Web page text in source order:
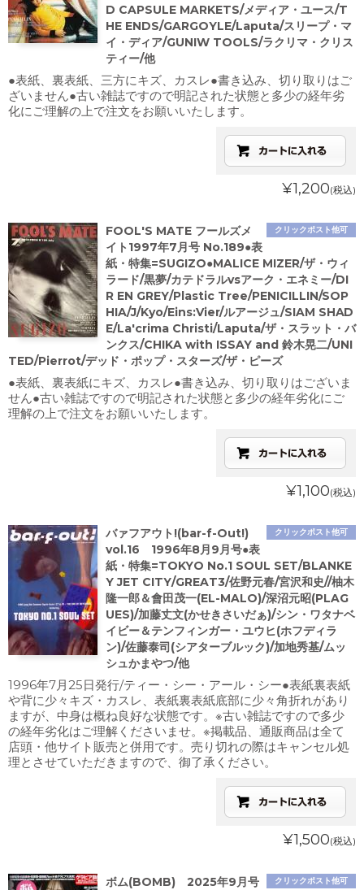
D CAPSULE MARKETS/メディア・ユース/T
HE ENDS/GARGOYLE/Laputa/スリープ・マ
イ・ディア/GUNIW TOOLS/ラクリマ・クリス
ティー/他
●表紙、裏表紙、三方にキズ、カスレ●書き込み、切り取りはご
ざいません●古い雑誌ですので明記された状態と多少の経年劣
化にご理解の上で注文をお願いいたします。
¥1,200(税込)
クリックポスト他可
FOOL'S MATE フールズメ
イト1997年7月号 No.189●表
紙・特集=SUGIZO●MALICE MIZER/ザ・ウィ
ラード/黒夢/カテドラルvsアーク・エネミー/DI
R EN GREY/Plastic Tree/PENICILLIN/SOP
HIA/J/Kyo/Eins:Vier/ルアージュ/SIAM SHAD
E/La'crima Christi/Laputa/ザ・スラット・バ
ンクス/CHIKA with ISSAY and 鈴木晃二/UNI
TED/Pierrot/デッド・ポップ・スターズ/ザ・ピーズ
●表紙、裏表紙にキズ、カスレ●書き込み、切り取りはございま
せん●古い雑誌ですので明記された状態と多少の経年劣化にご
理解の上で注文をお願いいたします。
¥1,100(税込)
クリックポスト他可
バァフアウト!(bar-f-Out!)
vol.16 1996年8月9月号●表
紙・特集=TOKYO No.1 SOUL SET/BLANKE
Y JET CITY/GREAT3/佐野元春/宮沢和史//柚木
隆一郎＆會田茂一(EL-MALO)/深沼元昭(PLAG
UES)/加藤丈文(かせきさいだぁ)/シン・ワタナベ
イビー＆テンフィンガー・ユウヒ(ホフディラ
ン)/佐藤泰司(シアターブルック)/加地秀基/ムッ
シュかまやつ/他
1996年7月25日発行/ティー・シー・アール・シー●表紙裏表紙
や背に少々キズ・カスレ、表紙裏表紙底部に少々角折れがあり
ますが、中身は概ね良好な状態です。※古い雑誌ですので多少
の経年劣化はご理解くださいませ。※掲載品、通販商品は全て
店頭・他サイト販売と併用です。売り切れの際はキャンセル処
理とさせていただきますので、御了承ください。
¥1,500(税込)
クリックポスト他可
ボム(BOMB) 2025年9月号